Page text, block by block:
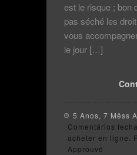
est le risque ; bon
pas séché les
vous
le jour […]
5 Anos, 7 Mêss
Comentários
acheter en ligne.
Approuvé